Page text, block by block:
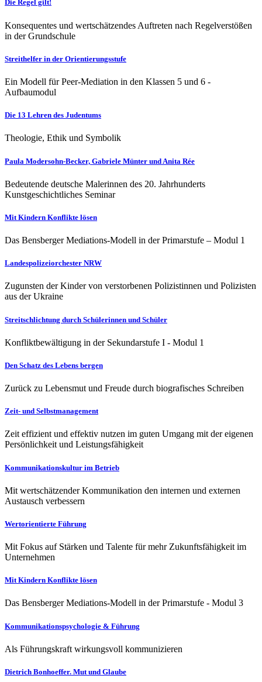
Die Regel gilt!
Konsequentes und wertschätzendes Auftreten nach Regelverstößen
in der Grundschule
Streithelfer in der Orientierungsstufe
Ein Modell für Peer-Media­tion in den Klassen 5 und 6 -
Aufbaumodul
Die 13 Lehren des Judentums
Theologie, Ethik und Symbolik
Paula Modersohn-Becker, Gabriele Münter und Anita Rée
Bedeutende deutsche Malerinnen des 20. Jahrhunderts
Kunstgeschichtliches Seminar
Mit Kindern Konflikte lösen
Das Bensberger Mediations-Modell in der Primarstufe – Modul 1
Landespolizeiorchester NRW
Zugunsten der Kinder von verstorbenen Polizistinnen und Polizisten
aus der Ukraine
Streitschlichtung durch Schülerinnen und Schüler
Konfliktbewältigung in der Sekundarstufe I - Modul 1
Den Schatz des Lebens bergen
Zurück zu Lebensmut und Freude durch biografisches Schreiben
Zeit- und Selbstmanagement
Zeit effizient und effektiv nutzen im guten Umgang mit der eigenen
Persönlichkeit und Leistungsfähigkeit
Kommunikationskultur im Betrieb
Mit wertschätzender Kommunikation den internen und externen
Austausch verbessern
Wertorientierte Führung
Mit Fokus auf Stärken und Talente für mehr Zukunftsfähigkeit im
Unternehmen
Mit Kindern Konflikte lösen
Das Bensberger Mediations-Modell in der Primarstufe - Modul 3
Kommunikationspsychologie & Führung
Als Führungskraft wirkungsvoll kommunizieren
Dietrich Bonhoeffer. Mut und Glaube